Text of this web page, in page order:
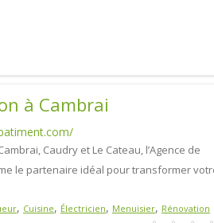
à Cambrai
Caudry et Le Cateau, l’Agence de
le partenaire idéal pour transformer
, Cuisine, Électricien, Menuisier, Rénovation